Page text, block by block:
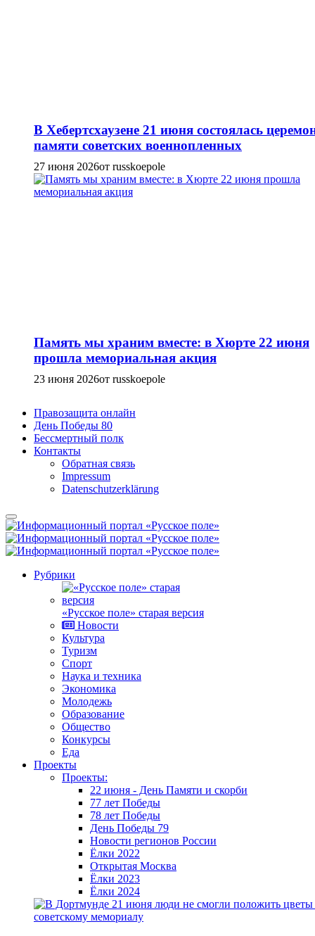
В Хебертсхаузене 21 июня состоялась
памяти советских военнопленных
27 июня 2026от russkoepole
Память мы храним вместе: в Хюрте 22 июня
прошла мемориальная акция
23 июня 2026от russkoepole
Правозащита онлайн
День Победы 80
Бессмертный полк
Контакты
Обратная связь
Impressum
Datenschutzerklärung
Рубрики
«Русское поле» старая версия
Новости
Культура
Туризм
Спорт
Наука и техника
Экономика
Молодежь
Образование
Общество
Конкурсы
Еда
Проекты
Проекты:
22 июня - День Памяти и скорби
77 лет Победы
78 лет Победы
День Победы 79
Новости регионов России
Ёлки 2022
Открытая Москва
Ёлки 2023
Ёлки 2024